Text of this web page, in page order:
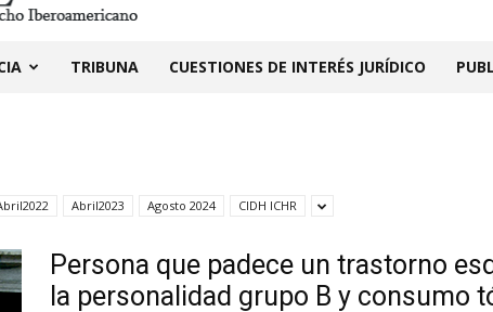
TRIBUNA CUESTIONES DE INTERÉS JURÍDICO
Abril2023 Agosto 2024 CIDH ICHR
Persona que padece un trastorno
la personalidad grupo B y consumo